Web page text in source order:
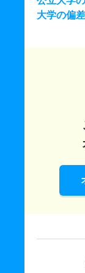
大学の偏